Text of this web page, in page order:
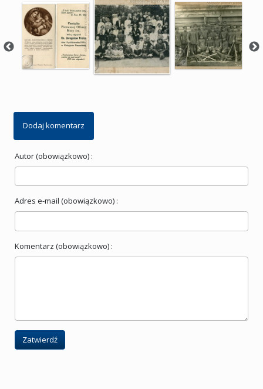
Dodaj komentarz
Autor (obowiązkowo) :
Adres e-mail (obowiązkowo) :
Komentarz (obowiązkowo) :
Zatwierdź